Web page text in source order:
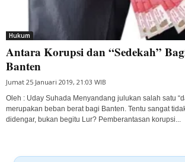
Hukum
Antara Korupsi dan “Sedekah”
Banten
Jumat 25 Januari 2019, 21:03 WIB
Oleh : Uday Suhada Menyandang julukan salah satu
merupakan beban berat bagi Banten. Tentu sangat
didengar, bukan begitu Lur? Pemberantasan korupsi...